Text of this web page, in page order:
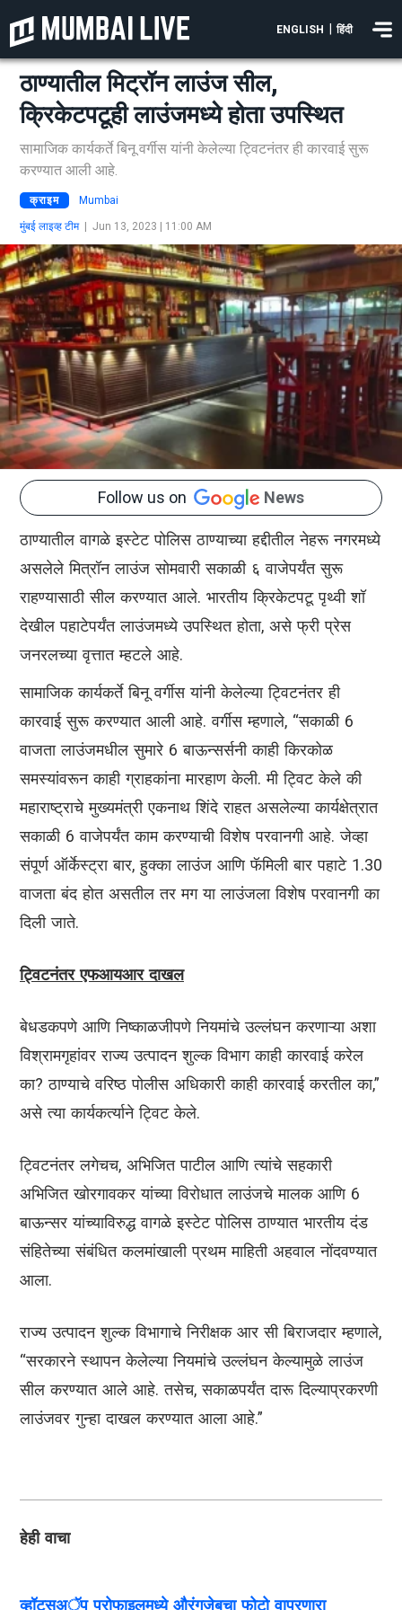
ENGLISH हिंदी
ठाण्यातील मिट्रॉन लाउंज सील,
क्रिकेटपटूही लाउंजमध्ये होता उपस्थित
सामाजिक कार्यकर्ते बिनू वर्गीस यांनी केलेल्या ट्विटनंतर ही कारवाई सुरू
करण्यात आली आहे.
क्राइम Mumbai
मुंबई लाइव्ह टीम| Jun 13, 2023 | 11:00 AM
Follow us on News
ठाण्यातील वागळे इस्टेट पोलिस ठाण्याच्या हद्दीतील नेहरू नगरमध्ये
असलेले मित्रॉन लाउंज सोमवारी सकाळी ६ वाजेपर्यंत सुरू
राहण्यासाठी सील करण्यात आले. भारतीय क्रिकेटपटू पृथ्वी शॉ
देखील पहाटेपर्यंत लाउंजमध्ये उपस्थित होता, असे फ्री प्रेस
जनरलच्या वृत्तात म्हटले आहे.
सामाजिक कार्यकर्ते बिनू वर्गीस यांनी केलेल्या ट्विटनंतर ही
कारवाई सुरू करण्यात आली आहे. वर्गीस म्हणाले, “सकाळी 6
वाजता लाउंजमधील सुमारे 6 बाऊन्सर्सनी काही किरकोळ
समस्यांवरून काही ग्राहकांना मारहाण केली. मी ट्विट केले की
महाराष्ट्राचे मुख्यमंत्री एकनाथ शिंदे राहत असलेल्या कार्यक्षेत्रात
सकाळी 6 वाजेपर्यंत काम करण्याची विशेष परवानगी आहे. जेव्हा
संपूर्ण ऑर्केस्ट्रा बार, हुक्का लाउंज आणि फॅमिली बार पहाटे 1.30
वाजता बंद होत असतील तर मग या लाउंजला विशेष परवानगी का
दिली जाते.
ट्विटनंतर एफआयआर दाखल
बेधडकपणे आणि निष्काळजीपणे नियमांचे उल्लंघन करणाऱ्या अशा
विश्रामगृहांवर राज्य उत्पादन शुल्क विभाग काही कारवाई करेल
का? ठाण्याचे वरिष्ठ पोलीस अधिकारी काही कारवाई करतील का,”
असे त्या कार्यकर्त्याने ट्विट केले.
ट्विटनंतर लगेचच, अभिजित पाटील आणि त्यांचे सहकारी
अभिजित खोरगावकर यांच्या विरोधात लाउंजचे मालक आणि 6
बाऊन्सर यांच्याविरुद्ध वागळे इस्टेट पोलिस ठाण्यात भारतीय दंड
संहितेच्या संबंधित कलमांखाली प्रथम माहिती अहवाल नोंदवण्यात
आला.
राज्य उत्पादन शुल्क विभागाचे निरीक्षक आर सी बिराजदार म्हणाले,
“सरकारने स्थापन केलेल्या नियमांचे उल्लंघन केल्यामुळे लाउंज
सील करण्यात आले आहे. तसेच, सकाळपर्यंत दारू दिल्याप्रकरणी
लाउंजवर गुन्हा दाखल करण्यात आला आहे.”
हेही वाचा
व्हॉट्सअॅप प्रोफाइलमध्ये औरंगजेबचा फोटो वापरणारा